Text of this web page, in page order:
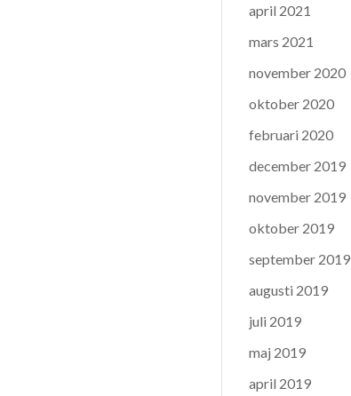
april 2021
mars 2021
november 2020
oktober 2020
februari 2020
december 2019
november 2019
oktober 2019
september 2019
augusti 2019
juli 2019
maj 2019
april 2019